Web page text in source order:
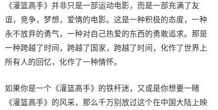
《灌篮高手》并非只是一部运动电影，而是一部充满了友
谊，竞争，梦想，爱情的电影。这是一种积极的态度，一种
永不放弃的勇气，一种对自己热爱的东西的勇敢追求。那是
一种跨越了时间，跨越了国家，跨越了时间，化作了世界上
所有人的回忆，化作了一种情怀。
如果你是一个《灌篮高手》的铁杆迷，又或是你想要一睹
《灌篮高手》的风采，那么千万别放过这个在中国大陆上映